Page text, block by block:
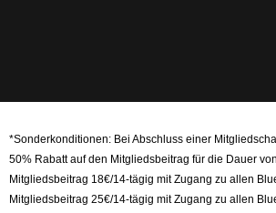
*Sonderkonditionen: Bei Abschluss einer
50% Rabatt auf den Mitgliedsbeitrag für die Dauer
Mitgliedsbeitrag 18€/14-tägig mit Zugang zu allen
Mitgliedsbeitrag 25€/14-tägig mit Zugang zu allen